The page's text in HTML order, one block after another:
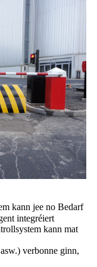
kann jee no Bedarf
integréiert
kann mat
verbonne ginn,